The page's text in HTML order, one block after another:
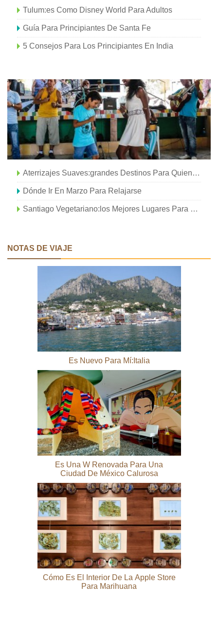
Tulum:es Como Disney World Para Adultos
Guía Para Principiantes De Santa Fe
5 Consejos Para Los Principiantes En India
Aterrizajes Suaves:grandes Destinos Para Quienes Viajan Por Primera Vez
Dónde Ir En Marzo Para Relajarse
Santiago Vegetariano:los Mejores Lugares Para Los Comedores De Hojas
NOTAS DE VIAJE
Es Nuevo Para Mí:Italia
Es Una W Renovada Para Una
Ciudad De México Calurosa
Cómo Es El Interior De La Apple Store
Para Marihuana